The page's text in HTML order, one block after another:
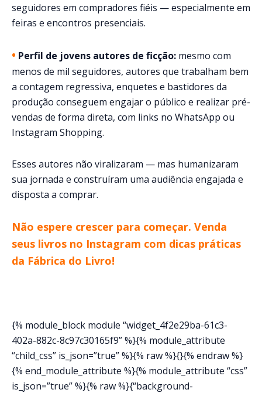
seguidores em compradores fiéis — especialmente em
feiras e encontros presenciais.
• Perfil de jovens autores de ficção: mesmo com
menos de mil seguidores, autores que trabalham bem
a contagem regressiva, enquetes e bastidores da
produção conseguem engajar o público e realizar pré-
vendas de forma direta, com links no WhatsApp ou
Instagram Shopping.
Esses autores não viralizaram — mas humanizaram
sua jornada e construíram uma audiência engajada e
disposta a comprar.
Não espere crescer para começar. Venda
seus livros no Instagram com dicas práticas
da Fábrica do Livro!
{% module_block module “widget_4f2e29ba-61c3-
402a-882c-8c97c30165f9” %}{% module_attribute
“child_css” is_json=”true” %}{% raw %}{}{% endraw %}
{% end_module_attribute %}{% module_attribute “css”
is_json=”true” %}{% raw %}{“background-